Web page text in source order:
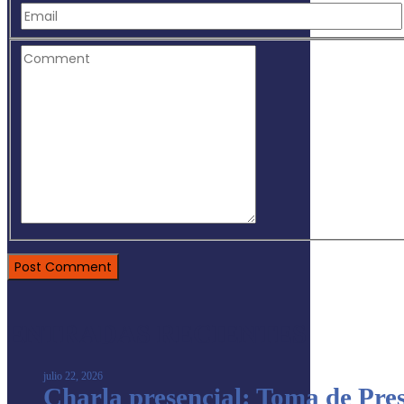
Charla presencial: Toma de
julio 22, 2026